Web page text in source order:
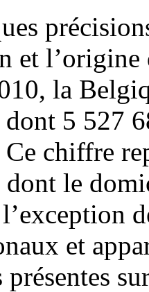
et l’origine
la
5 527
chiffre
dont le
et